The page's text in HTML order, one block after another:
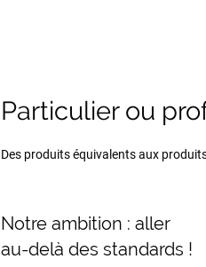
Particulier ou
Des produits équivalents aux
Notre ambition : aller
au-delà des standards !